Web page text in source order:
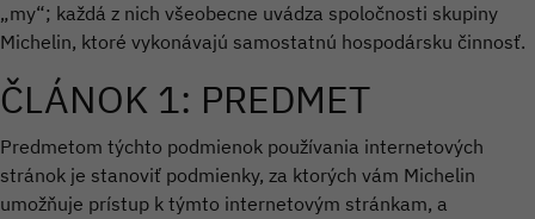
„my“; každá z nich všeobecne uvádza spoločnosti skupiny
Michelin, ktoré vykonávajú samostatnú hospodársku činnosť.
ČLÁNOK 1: PREDMET
Predmetom týchto podmienok používania internetových
stránok je stanoviť podmienky, za ktorých vám Michelin
umožňuje prístup k týmto internetovým stránkam, a